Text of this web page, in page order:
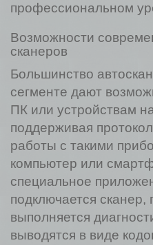
профессиональном
Возможности
сканеров
Большинство
сегменте дают
ПК или устройствам
поддерживая
работы с такими
компьютер или
специальное
подключается сканер,
выполняется
выводятся в виде